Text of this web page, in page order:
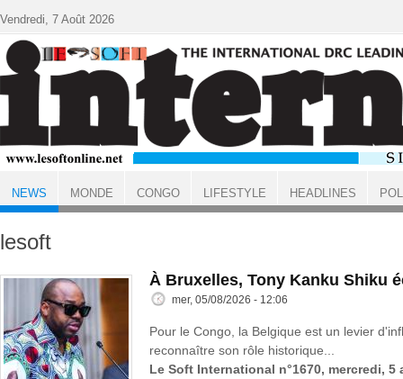
ACCUEIL NEWS
lesoft
À Bruxelles, Tony Kanku Shiku
mer, 05/08/2026 - 12:06
Pour le Congo, la Belgique est un levier
reconnaître son rôle historique...
Le Soft International n°1670, mercredi, 5
Vendredi, 7 Août 2026
NEWS MONDE CONGO LIFESTYLE HEADLINES